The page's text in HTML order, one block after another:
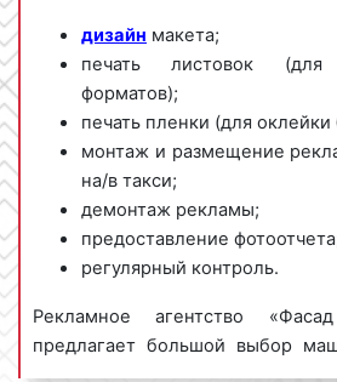
дизайн макета;
печать листовок (для
форматов);
печать пленки (для оклейки
монтаж и размещение
на/в такси;
демонтаж рекламы;
предоставление
регулярный контроль.
Рекламное агентство
предлагает большой выбор
условия размещения рекламы